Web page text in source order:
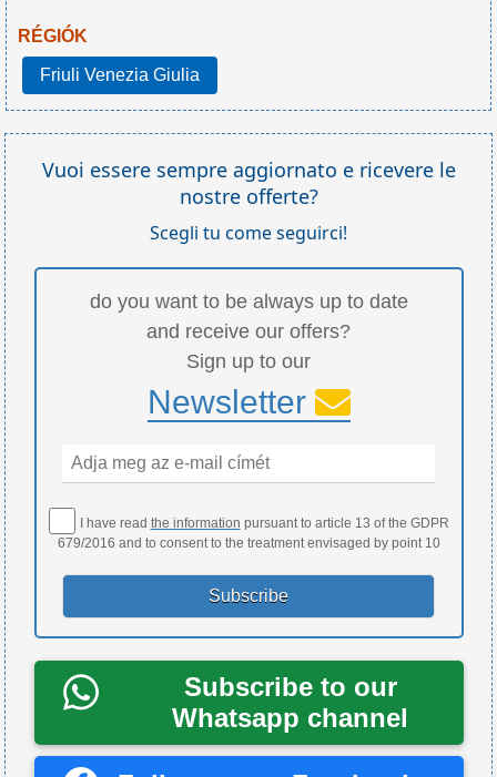
RÉGIÓK
Friuli Venezia Giulia
Vuoi essere sempre aggiornato e ricevere le
nostre offerte?
Scegli tu come seguirci!
do you want to be always up to date
and receive our offers?
Sign up to our
Newsletter
I have read the information pursuant to article 13 of the GDPR
679/2016 and to consent to the treatment envisaged by point 10
Subscribe to our
Whatsapp channel